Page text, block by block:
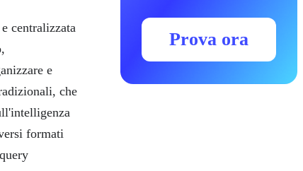
centralizzata
e
che
formati
Prova ora